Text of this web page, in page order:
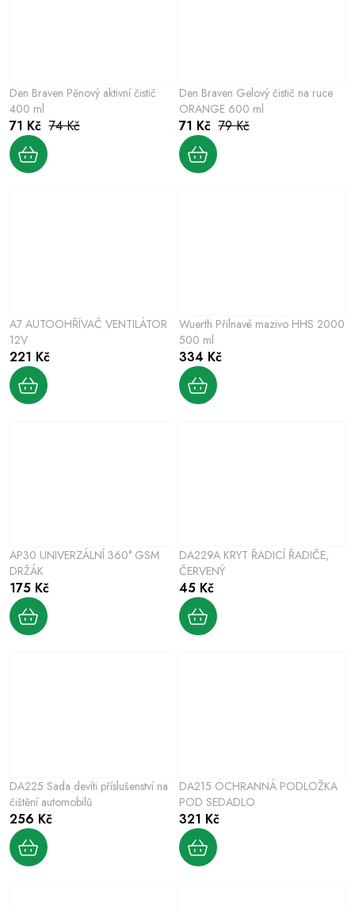
Den Braven Pěnový aktivní čistič
400 ml
71 Kč 74 Kč
Den Braven Gelový čistič na ruce
ORANGE 600 ml
71 Kč 79 Kč
A7 AUTOOHŘÍVAČ VENTILÁTOR
12V
221 Kč
Wuerth Přilnavé mazivo HHS 2000
500 ml
334 Kč
AP30 UNIVERZÁLNÍ 360° GSM
DRŽÁK
175 Kč
DA229A KRYT ŘADICÍ ŘADIČE,
ČERVENÝ
45 Kč
DA225 Sada devíti příslušenství na
čištění automobilů
256 Kč
DA215 OCHRANNÁ PODLOŽKA
POD SEDADLO
321 Kč